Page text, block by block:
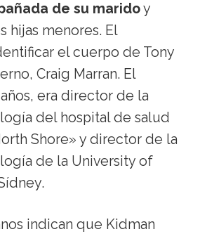
de su maridoy
hijas menores. El
el cuerpo de Tony
Craig Marran. El
era director de la
del hospital de salud
Shore» y director de la
de la University of
indican que Kidman